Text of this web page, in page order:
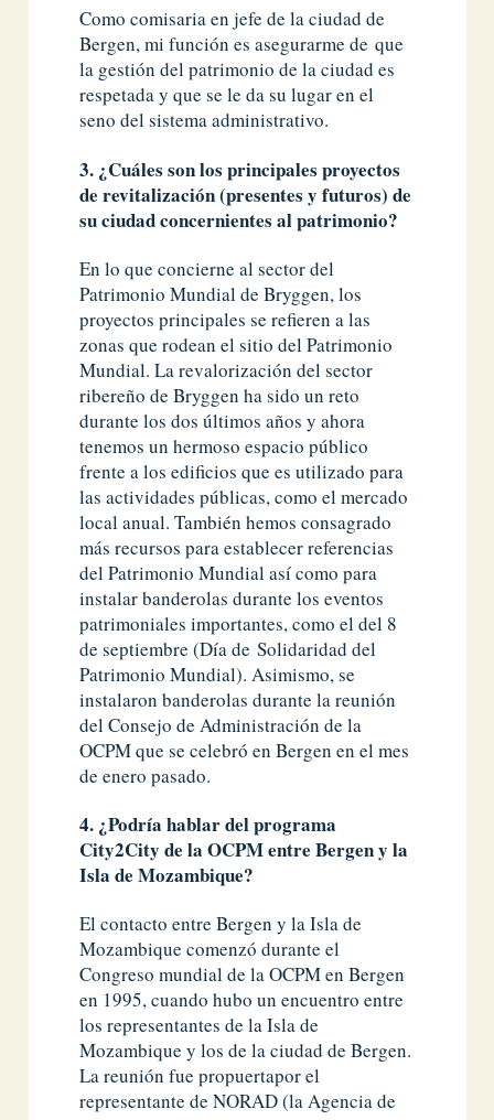
Como comisaria en jefe de la ciudad de
Bergen, mi función es asegurarme de que
la gestión del patrimonio de la ciudad es
respetada y que se le da su lugar en el
seno del sistema administrativo.
3. ¿Cuáles son los principales proyectos
de revitalización (presentes y futuros) de
su ciudad concernientes al patrimonio?
En lo que concierne al sector del
Patrimonio Mundial de Bryggen, los
proyectos principales se refieren a las
zonas que rodean el sitio del Patrimonio
Mundial. La revalorización del sector
ribereño de Bryggen ha sido un reto
durante los dos últimos años y ahora
tenemos un hermoso espacio público
frente a los edificios que es utilizado para
las actividades públicas, como el mercado
local anual. También hemos consagrado
más recursos para establecer referencias
del Patrimonio Mundial así como para
instalar banderolas durante los eventos
patrimoniales importantes, como el del 8
de septiembre (Día de Solidaridad del
Patrimonio Mundial). Asimismo, se
instalaron banderolas durante la reunión
del Consejo de Administración de la
OCPM que se celebró en Bergen en el mes
de enero pasado.
4. ¿Podría hablar del programa
City2City de la OCPM entre Bergen y la
Isla de Mozambique?
El contacto entre Bergen y la Isla de
Mozambique comenzó durante el
Congreso mundial de la OCPM en Bergen
en 1995, cuando hubo un encuentro entre
los representantes de la Isla de
Mozambique y los de la ciudad de Bergen.
La reunión fue propuertapor el
representante de NORAD (la Agencia de